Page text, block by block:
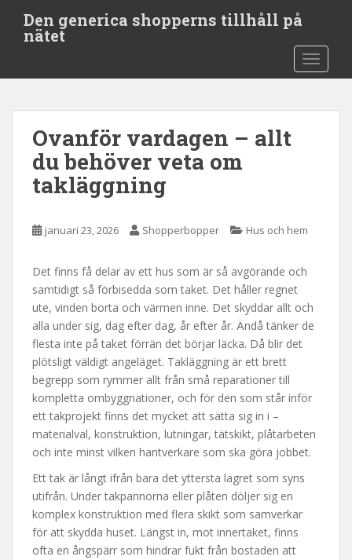
t
Den generica shopperns tillhåll på
nätet
Ovanför vardagen – allt
du behöver veta om
takläggning
januari 23, 2026 Shopperbopper Hus och hem
Det finns få delar av ett hus som är så avgörande och
samtidigt så förbisedda som taket. Det håller regnet
ute, vinden borta och värmen inne. Det skyddar allt och
alla under sig, dag efter dag, år efter år. Ändå tänker de
flesta inte på taket förrän det börjar läcka. Då blir det
plötsligt väldigt angeläget. Takläggning är ett brett
begrepp som rymmer allt från små reparationer till
kompletta ombyggnationer, och för den som står inför
ett takprojekt finns det mycket att sätta sig in i –
materialval, konstruktion, lutningar, tätskikt, plåtarbeten
och inte minst vilken hantverkare som ska göra jobbet.
Ett tak är långt ifrån bara det yttersta lagret som syns
utifrån. Under takpannorna eller plåten döljer sig en
komplex konstruktion med flera skikt som samverkar
för att skydda huset. Längst in, mot innertaket, finns
ofta en ångspärr som hindrar fukt från bostaden att